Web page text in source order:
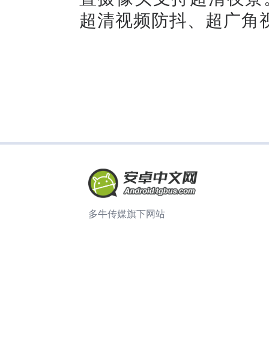
超清视频防抖、超广角
多牛传媒旗下网站